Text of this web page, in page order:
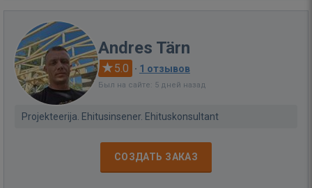
Andres Tärn
5.0 · 1 отзывов
Был на сайте: 5 дней назад
Projekteerija. Ehitusinsener. Ehituskonsultant
СОЗДАТЬ ЗАКАЗ